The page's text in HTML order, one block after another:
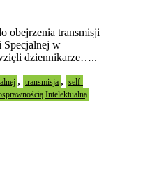
obejrzenia transmisji
Specjalnej w
dziennikarze…..
, transmisja , self-
Intelektualną